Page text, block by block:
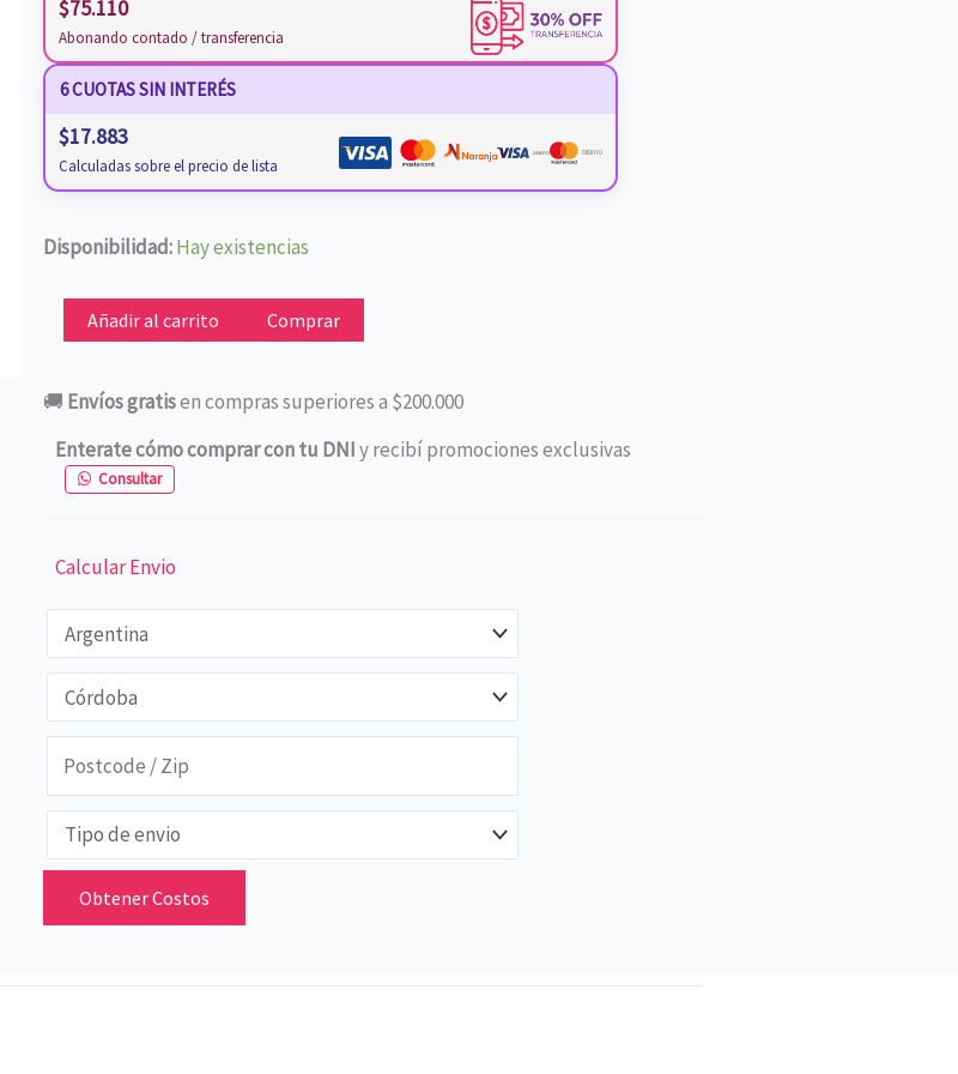
$75.110
Abonando contado / transferencia
6 CUOTAS SIN INTERÉS
$17.883
Calculadas sobre el precio de lista
Disponibilidad:Hay existencias
SMARTWACH
Añadir al carrito Comprar
🚚 Envíos gratisen compras superiores a $200.000
Enterate cómo comprar con tu DNIy recibí promociones exclusivas
Consultar
Calcular Envio
Obtener Costos